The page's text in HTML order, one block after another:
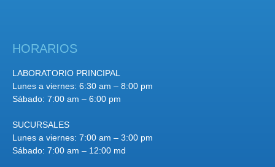
HORARIOS
LABORATORIO PRINCIPAL
Lunes a viernes: 6:30 am – 8:00 pm
Sábado: 7:00 am – 6:00 pm
SUCURSALES
Lunes a viernes: 7:00 am – 3:00 pm
Sábado: 7:00 am – 12:00 md